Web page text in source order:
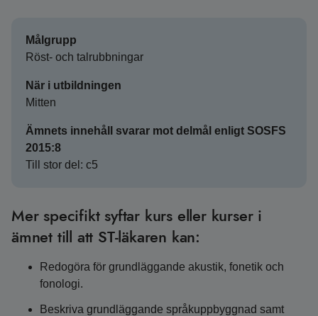
Målgrupp
Röst- och talrubbningar
När i utbildningen
Mitten
Ämnets innehåll svarar mot delmål enligt SOSFS
2015:8
Till stor del: c5
Mer specifikt syftar kurs eller kurser i
ämnet till att ST-läkaren kan:
Redogöra för grundläggande akustik, fonetik och
fonologi.
Beskriva grundläggande språkuppbyggnad samt